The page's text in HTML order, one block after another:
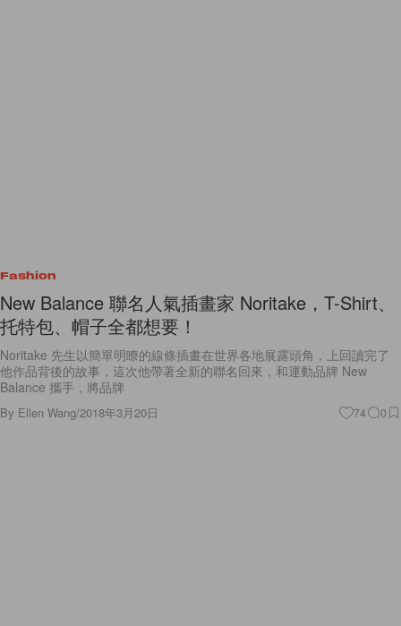
Fashion
New Balance 聯名人氣插畫家 Noritake，T-Shirt、
托特包、帽子全都想要！
Noritake 先生以簡單明瞭的線條插畫在世界各地展露頭角，上回讀完了
他作品背後的故事，這次他帶著全新的聯名回來，和運動品牌 New
Balance 攜手，將品牌
By Ellen Wang/2018年3月20日 74 0